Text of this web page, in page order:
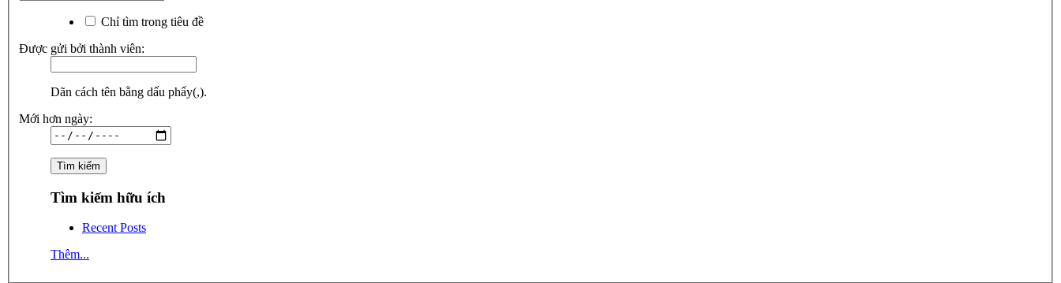
Chỉ tìm trong tiêu đề
Được gửi bởi thành viên:
Dãn cách tên bằng dấu phẩy(,).
Mới hơn ngày:
Tìm kiếm hữu ích
Recent Posts
Thêm...